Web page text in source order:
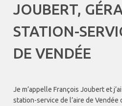
JOUBERT,
STATION-
DE VENDÉE
Je m’appelle François Joubert et
station-service de l’aire de Vendée